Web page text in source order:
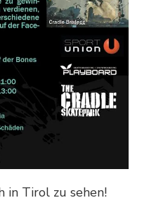
in Tirol zu sehen!